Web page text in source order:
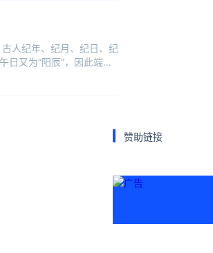
人纪年、纪月、纪日、纪
日又为“阳辰”，因此端午
赞助链接